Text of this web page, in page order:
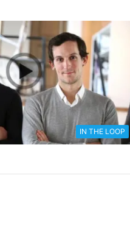
IN THE LOOP